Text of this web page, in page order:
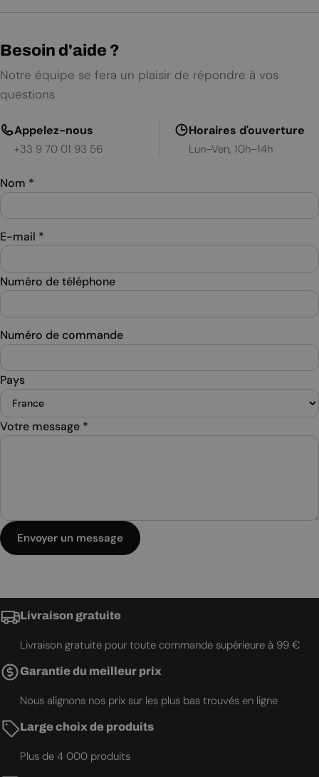
Besoin d'aide ?
Notre équipe se fera un plaisir de répondre à vos
questions
Appelez-nous
+33 9 70 01 93 56
Horaires d'ouverture
Lun–Ven, 10h–14h
Nom *
E-mail *
Numéro de téléphone
Numéro de commande
Pays
Votre message *
Envoyer un message
Livraison gratuite
Livraison gratuite pour toute commande supérieure à 99 €
Garantie du meilleur prix
Nous alignons nos prix sur les plus bas trouvés en ligne
Large choix de produits
Plus de 4 000 produits